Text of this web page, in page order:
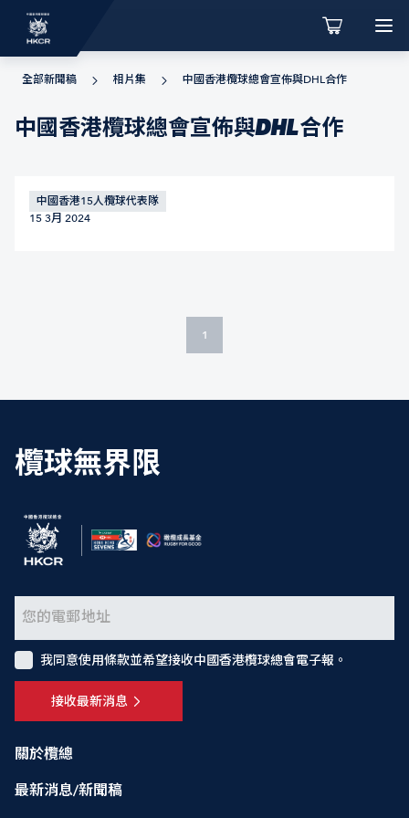
全部新聞稿 相片集 中國香港欖球總會宣佈與DHL合作
中國香港欖球總會宣佈與DHL合作
中國香港15人欖球代表隊
15 3月 2024
1
欖球無界限
關於欖總
最新消息/新聞稿
接收最新消息
我同意使用條款並希望接收中國香港欖球總會電子報。